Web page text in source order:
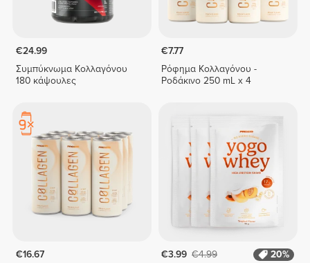
€24.99
Συμπύκνωμα Κολλαγόνου
180 κάψουλες
€7.77
Ρόφημα Κολλαγόνου -
Ροδάκινο 250 mL x 4
€16.67
€3.99 €4.99
20%